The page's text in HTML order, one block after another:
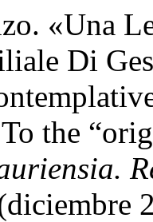
«Una
Di
the